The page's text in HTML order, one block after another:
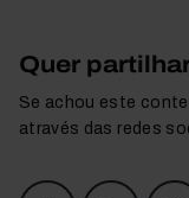
Quer
Se achou este
através das redes